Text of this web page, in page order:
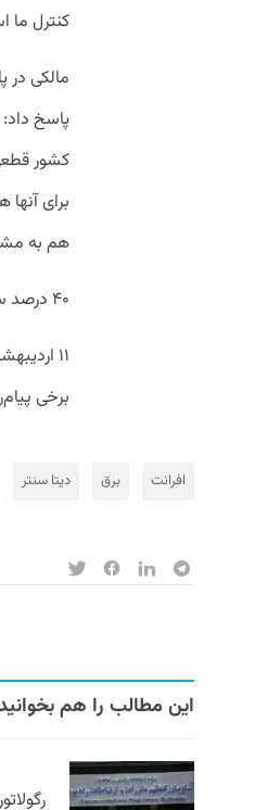
کنترل ما
مالکی در
پاسخ
کشور
برای
هم به
۴۰ درصد سهام افرانت متعلق به همراه اول و ۲۰ درصد در اختیار شرکت مخابرات ایران است.
۱۱ اردیبهشت ماه امسال،
برخی
افرانت برق دیتا سنتر
این مطالب را هم